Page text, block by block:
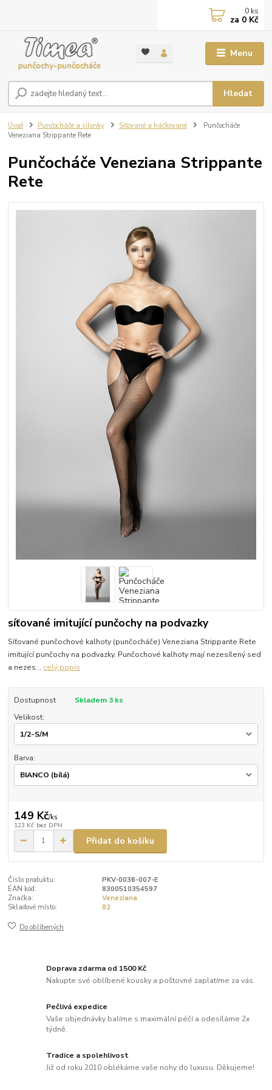
Menu
Hledat
0 ks
za 0 Kč
Úvod Punčocháče a silonky Síťované a háčkované
Punčocháče
Veneziana Strippante Rete
Punčocháče Veneziana Strippante
Rete
síťované imitující punčochy na podvazky
Síťované punčochové kalhoty (punčocháče) Veneziana Strippante Rete
imitující punčochy na podvazky. Punčochové kalhoty mají nezesílený sed
a nezes... celý popis
Dostupnost
Skladem 3 ks
Velikost:
Barva:
149 Kč/ks
123 Kč bez DPH
Přidat do košíku
Číslo produktu:
PKV-0036-007-E
EAN kód:
8300510354597
Značka:
Veneziana
Skladové místo:
82
Do oblíbených
Doprava zdarma od 1500 Kč
Nakupte své oblíbené kousky a poštovné zaplatíme za vás.
Pečlivá expedice
Vaše objednávky balíme s maximální péčí a odesíláme 2x
týdně.
Tradice a spolehlivost
Již od roku 2010 oblékáme vaše nohy do luxusu. Děkujeme!